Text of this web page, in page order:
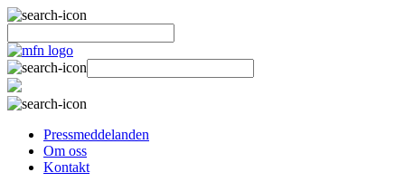
Pressmeddelanden
Om oss
Kontakt